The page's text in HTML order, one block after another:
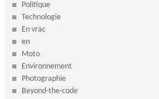
Politique
Technologie
En vrac
en
Moto
Environnement
Photographie
Beyond-the-code